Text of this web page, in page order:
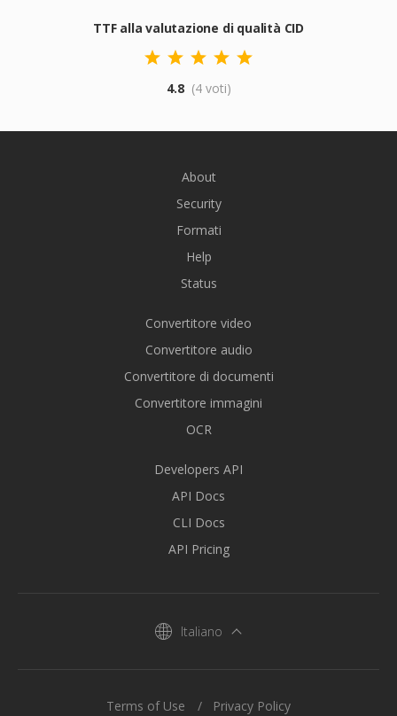
TTF alla valutazione di qualità CID
4.8 (4 voti)
About
Security
Formati
Help
Status
Convertitore video
Convertitore audio
Convertitore di documenti
Convertitore immagini
OCR
Developers API
API Docs
CLI Docs
API Pricing
Italiano
Terms of Use Privacy Policy